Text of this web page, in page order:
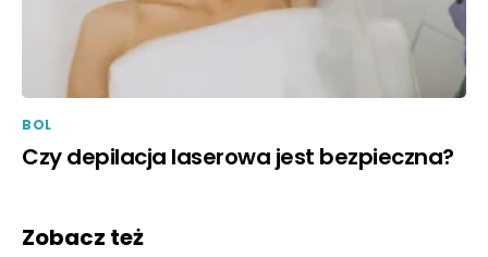
BOL
Czy depilacja laserowa jest bezpieczna?
Zobacz też